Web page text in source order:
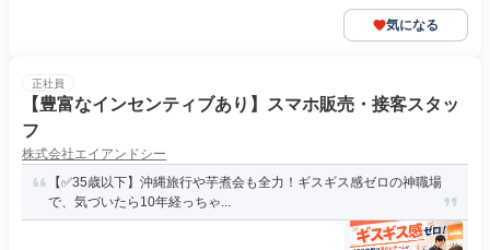
気になる
正社員
【豊富なインセンティブあり】スマホ販売・接客スタッ
フ
株式会社エイアンドシー
【✅35歳以下】沖縄旅行や芋煮会も全力！ギスギス感ゼロの神職場
で、気づいたら10年経っちゃ...